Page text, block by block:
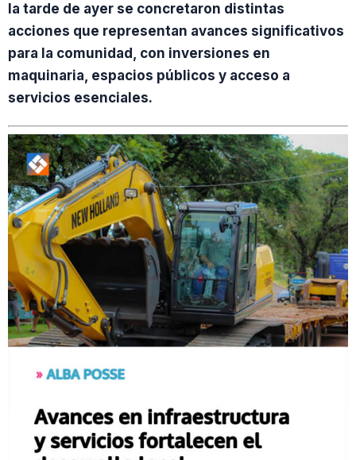
la tarde de ayer se concretaron distintas
acciones que representan avances significativos
para la comunidad, con inversiones en
maquinaria, espacios públicos y acceso a
servicios esenciales.